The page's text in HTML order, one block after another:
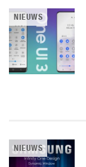
NIEUWS
NIEUWS